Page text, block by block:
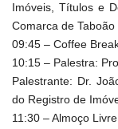
Imóveis, Títulos e
Comarca de
09:45 – Coffee
10:15 – Palestra:
Palestrante: Dr.
do Registro de
11:30 – Almoço Livre